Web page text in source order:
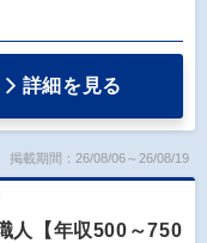
詳細を見る
掲載期間：26/08/06～26/08/19
人【年収500～750